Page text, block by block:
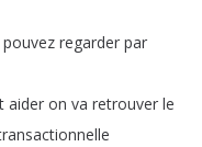
pouvez regarder par
aider on va retrouver le